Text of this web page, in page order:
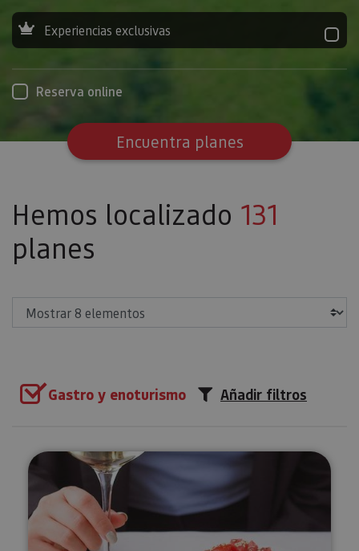
Experiencias exclusivas
Reserva online
Encuentra planes
Hemos localizado 131
planes
Gastro y enoturismo Añadir filtros
Cata de vinos ecológicos de